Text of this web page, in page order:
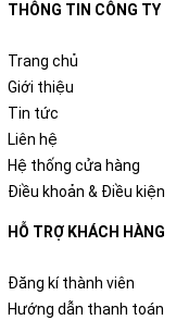
THÔNG TIN CÔNG TY
Trang chủ
Giới thiệu
Tin tức
Liên hệ
Hệ thống cửa hàng
Điều khoản & Điều kiện
HỖ TRỢ KHÁCH HÀNG
Đăng kí thành viên
Hướng dẫn thanh toán